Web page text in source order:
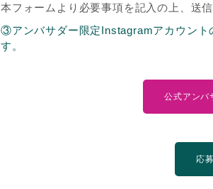
本フォームより必要事項を記入の上、送
③アンバサダー限定Instagramアカウント
す。
公式アンバ
応